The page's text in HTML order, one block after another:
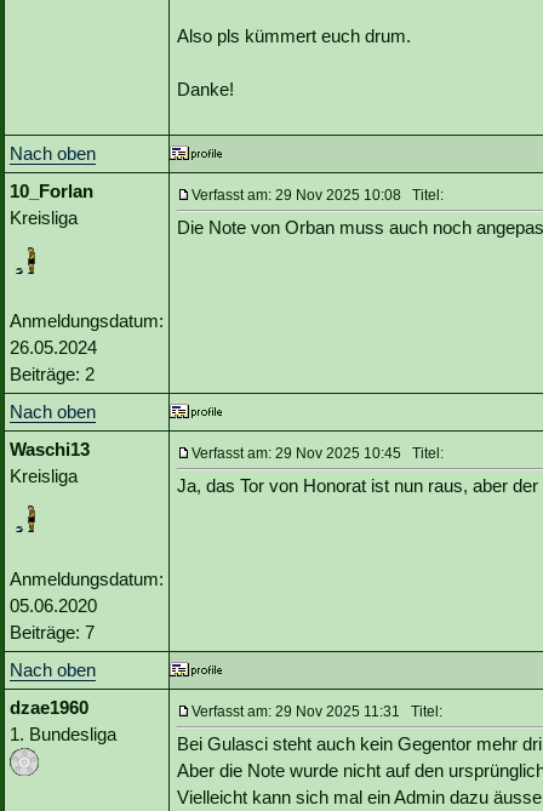
Also pls kümmert euch drum.
Danke!
Nach oben
10_Forlan
Kreisliga
Anmeldungsdatum:
26.05.2024
Beiträge: 2
Verfasst am: 29 Nov 2025 10:08 Titel:
Die Note von Orban muss auch noch
Nach oben
Waschi13
Kreisliga
Anmeldungsdatum:
05.06.2020
Beiträge: 7
Verfasst am: 29 Nov 2025 10:45 Titel:
Ja, das Tor von Honorat ist nun raus, aber
Nach oben
dzae1960
1. Bundesliga
Verfasst am: 29 Nov 2025 11:31 Titel:
Bei Gulasci steht auch kein Gegentor mehr
Aber die Note wurde nicht auf den
Vielleicht kann sich mal ein Admin dazu